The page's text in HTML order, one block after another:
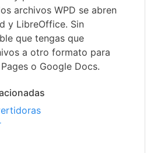
archivos WPD se abren
y LibreOffice. Sin
que tengas que
a otro formato para
o Google Docs.